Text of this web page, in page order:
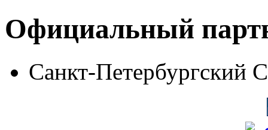
Официальный
Санкт-Петербургский